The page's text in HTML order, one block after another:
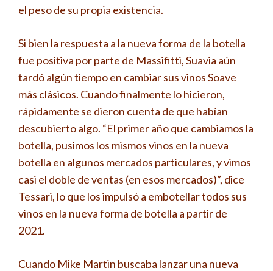
el peso de su propia existencia.
Si bien la respuesta a la nueva forma de la botella
fue positiva por parte de Massifitti, Suavia aún
tardó algún tiempo en cambiar sus vinos Soave
más clásicos. Cuando finalmente lo hicieron,
rápidamente se dieron cuenta de que habían
descubierto algo. “El primer año que cambiamos la
botella, pusimos los mismos vinos en la nueva
botella en algunos mercados particulares, y vimos
casi el doble de ventas (en esos mercados)”, dice
Tessari, lo que los impulsó a embotellar todos sus
vinos en la nueva forma de botella a partir de
2021.
Cuando Mike Martin buscaba lanzar una nueva